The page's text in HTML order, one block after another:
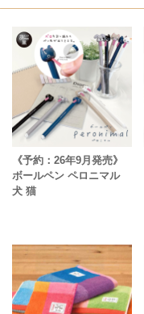
《予約：26年9月発売》
ボールペン ペロニマル
犬 猫